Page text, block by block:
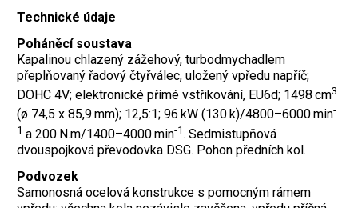
Technické údaje
Poháněcí soustava
Kapalinou chlazený zážehový, turbodmychadlem
přeplňovaný řadový čtyřválec, uložený vpředu napříč;
DOHC 4V; elektronické přímé vstřikování, EU6d; 1498 cm3
(ø 74,5 x 85,9 mm); 12,5:1; 96 kW (130 k)/4800–6000 min-
1 a 200 N.m/1400–4000 min-1. Sedmistupňová
dvouspojková převodovka DSG. Pohon předních kol.
Podvozek
Samonosná ocelová konstrukce s pomocným rámem